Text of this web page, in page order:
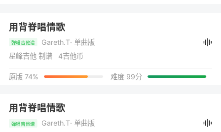
用背脊唱情歌
弹唱吉他谱 Gareth.T· 单曲版
星峰吉他 制谱 4吉他币
原版 74% 难度 99分
用背脊唱情歌
弹唱吉他谱 Gareth.T· 单曲版